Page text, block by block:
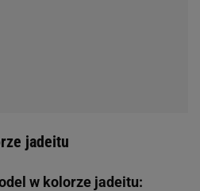
jadeitu
w kolorze jadeitu: